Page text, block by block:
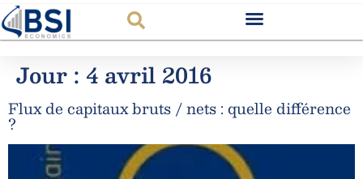
Jour : 4 avril 2016
Flux de capitaux bruts / nets : quelle différence
?